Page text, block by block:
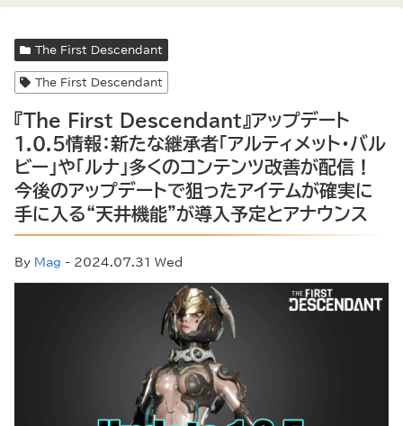
The First Descendant
The First Descendant
『The First Descendant』アップデート
1.0.5情報：新たな継承者「アルティメット・バル
ビー」や「ルナ」多くのコンテンツ改善が配信！
今後のアップデートで狙ったアイテムが確実に
手に入る“天井機能”が導入予定とアナウンス
By Mag - 2024.07.31 Wed